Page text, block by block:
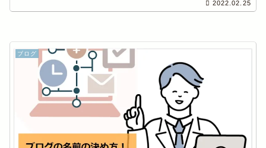
2022.02.25
ブログ